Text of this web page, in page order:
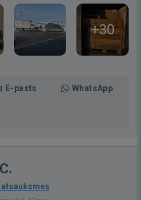
+30
E-pasts WhatsApp
atsauksmes